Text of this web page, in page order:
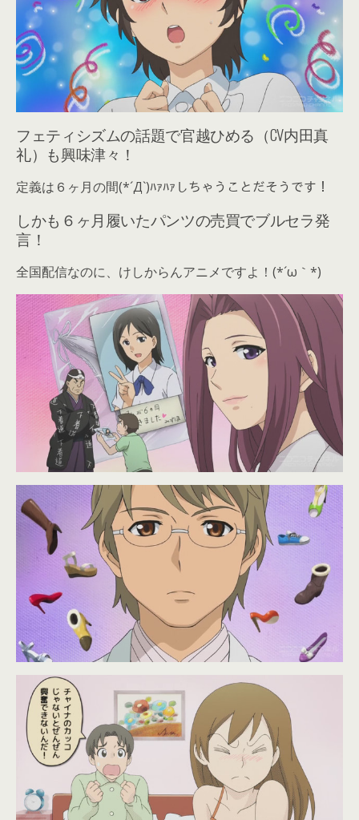
フェティシズムの話題で官越ひめる（CV内田真
礼）も興味津々！
定義は６ヶ月の間(*´Д`)ﾊｧﾊｧしちゃうことだそうです！
しかも６ヶ月履いたパンツの売買でブルセラ発
言！
全国配信なのに、けしからんアニメですよ！(*´ω｀*)